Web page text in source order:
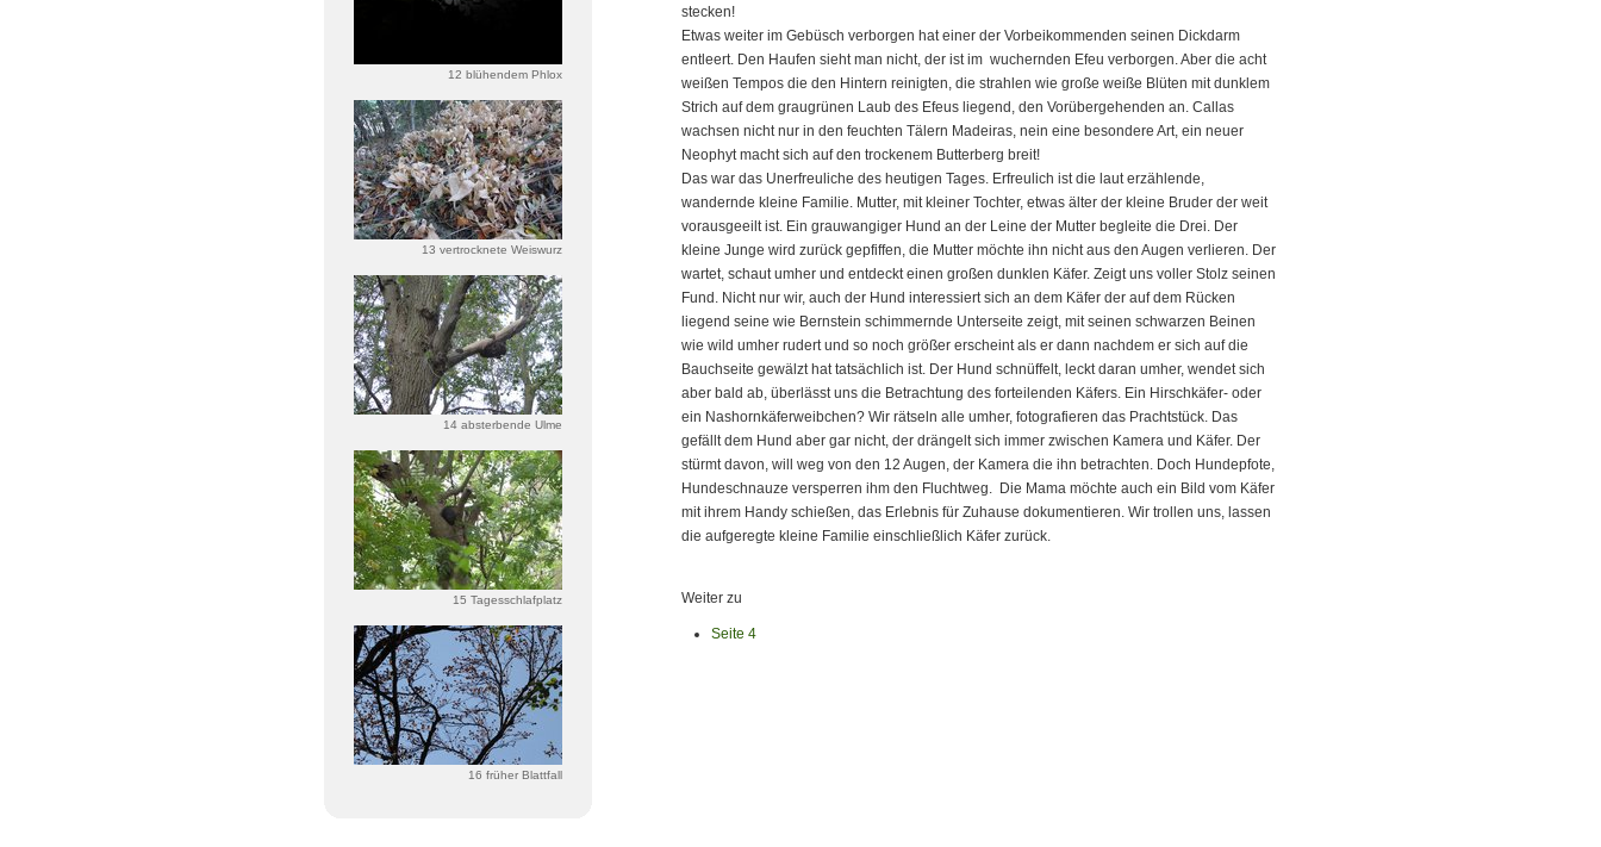
12 blühendem Phlox
13 vertrocknete Weiswurz
14 absterbende Ulme
15 Tagesschlafplatz
16 früher Blattfall
stecken!
Etwas weiter im Gebüsch verborgen hat einer der Vorbeikommenden seinen Dickdarm
entleert. Den Haufen sieht man nicht, der ist im wuchernden Efeu verborgen. Aber die acht
weißen Tempos die den Hintern reinigten, die strahlen wie große weiße Blüten mit dunklem
Strich auf dem graugrünen Laub des Efeus liegend, den Vorübergehenden an. Callas
wachsen nicht nur in den feuchten Tälern Madeiras, nein eine besondere Art, ein neuer
Neophyt macht sich auf den trockenem Butterberg breit!
Das war das Unerfreuliche des heutigen Tages. Erfreulich ist die laut erzählende,
wandernde kleine Familie. Mutter, mit kleiner Tochter, etwas älter der kleine Bruder der weit
vorausgeeilt ist. Ein grauwangiger Hund an der Leine der Mutter begleite die Drei. Der
kleine Junge wird zurück gepfiffen, die Mutter möchte ihn nicht aus den Augen verlieren. Der
wartet, schaut umher und entdeckt einen großen dunklen Käfer. Zeigt uns voller Stolz seinen
Fund. Nicht nur wir, auch der Hund interessiert sich an dem Käfer der auf dem Rücken
liegend seine wie Bernstein schimmernde Unterseite zeigt, mit seinen schwarzen Beinen
wie wild umher rudert und so noch größer erscheint als er dann nachdem er sich auf die
Bauchseite gewälzt hat tatsächlich ist. Der Hund schnüffelt, leckt daran umher, wendet sich
aber bald ab, überlässt uns die Betrachtung des forteilenden Käfers. Ein Hirschkäfer- oder
ein Nashornkäferweibchen? Wir rätseln alle umher, fotografieren das Prachtstück. Das
gefällt dem Hund aber gar nicht, der drängelt sich immer zwischen Kamera und Käfer. Der
stürmt davon, will weg von den 12 Augen, der Kamera die ihn betrachten. Doch Hundepfote,
Hundeschnauze versperren ihm den Fluchtweg. Die Mama möchte auch ein Bild vom Käfer
mit ihrem Handy schießen, das Erlebnis für Zuhause dokumentieren. Wir trollen uns, lassen
die aufgeregte kleine Familie einschließlich Käfer zurück.
Weiter zu
Seite 4